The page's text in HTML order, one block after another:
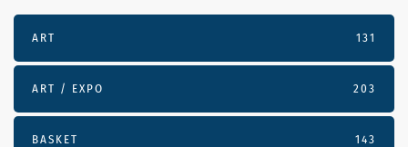
ART 131
ART / EXPO 203
BASKET 143